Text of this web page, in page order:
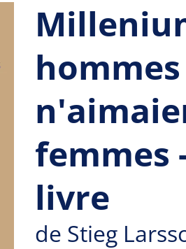
femmes
livre
de Stieg